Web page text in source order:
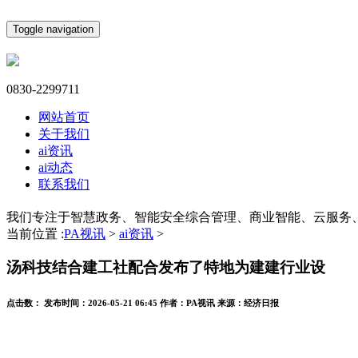
Toggle navigation
0830-2299711
网站首页
关于我们
ai资讯
ai动态
联系我们
我们专注于智慧政务、智能安全综合管理、商业智能、云服务
当前位置 :PA视讯 > ai资讯 >
汤科技结合建工社配合发布了特地为建建行业设
点击数： 发布时间： 2026-05-21 06:45 作者： PA视讯 来源： 经济日报